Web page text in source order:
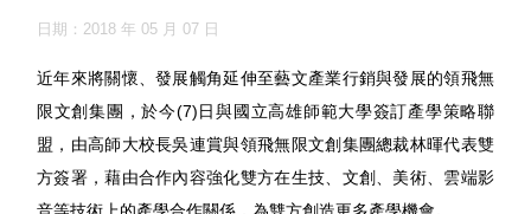
日期：2018 年 05 月 07 日
近年來將關懷、發展觸角延伸至藝文產業行銷與發展的領飛無
限文創集團，於今(7)日與國立高雄師範大學簽訂產學策略聯
盟，由高師大校長吳連賞與領飛無限文創集團總裁林暉代表雙
方簽署，藉由合作內容強化雙方在生技、文創、美術、雲端影